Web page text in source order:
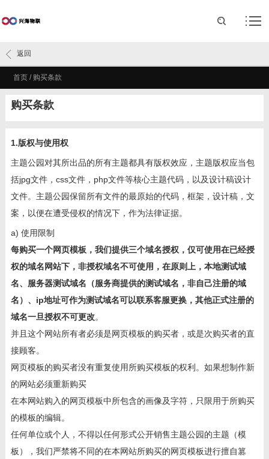
首页 / 购买条款
返回
购买条款
1.版权与使用权
主题公园对其所出品的所有主题都具有版权效应，主题版权应当包
括jpg文件，css文件，php文件等核心主题代码，以及设计稿设计
文件。主题公园保留所有文件的最原始的代码，框架，设计稿，文
案，以便在遭受侵权的情况下，作为法律证据。
a) 使用限制
每购买一个网页模板，我们提供三个域名授权，仅可使用在已经授
权的域名网站下，非授权域名不可使用，在原则上，本地测试域
名、服务器测试域名（服务商提供的测试域名，非自己注册的域
名）、ip地址可作为测试域名可以联系客服更换，其他正式注册的
域名一旦授权不可更改。
并且这个网站所有者必须是网页模板的购买者，或是次购买者的直
接顾客。
网页模板的购买者没有重复使用所购买模板的权利。如果想制作新
的网站必须重新购买
在本网站购入的网页模板中所包含的画像及字符，只限用于所购买
的模板的编辑。
任何单位或个人，不得以任何形式公开销售主题公园的主题（模
板），我们严禁将不同的在本网站所购买的网页模板进行擅自篡